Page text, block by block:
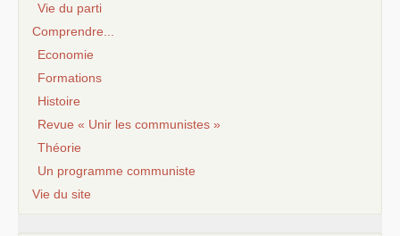
Vie du parti
Comprendre...
Economie
Formations
Histoire
Revue « Unir les communistes »
Théorie
Un programme communiste
Vie du site